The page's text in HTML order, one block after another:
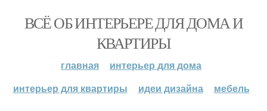
ВСЁ ОБ ИНТЕРЬЕРЕ ДЛЯ ДОМА И
КВАРТИРЫ
главная
интерьер для дома
интерьер для квартиры
идеи дизайна мебель